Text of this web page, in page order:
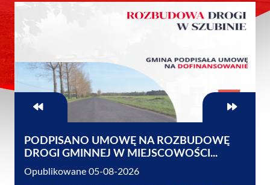
PODPISANO UMOWĘ NA ROZBUDOWĘ
DROGI GMINNEJ W MIEJSCOWOŚCI...
Opublikowane 05-08-2026